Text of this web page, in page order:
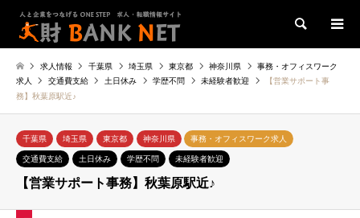
検索
求人情報 千葉県 埼玉県 東京都 神奈川県
事務・オフィスワーク
求人
交通費支給 土日休み 学歴不問 未経験者歓迎
【営業サポート事
務】秋葉原駅近♪
千葉県 埼玉県 東京都 神奈川県 事務・オフィスワーク求人
交通費支給 土日休み 学歴不問 未経験者歓迎
【営業サポート事務】秋葉原駅近♪